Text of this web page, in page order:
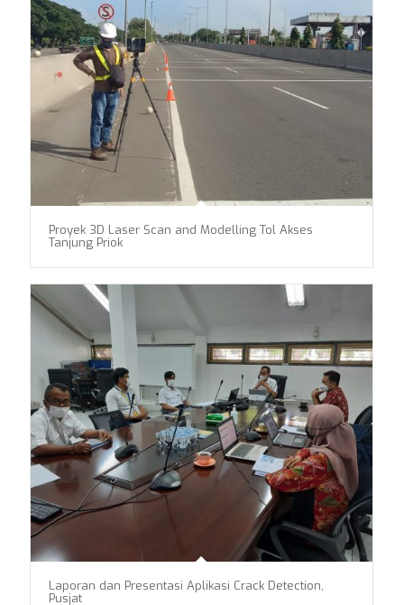
Proyek 3D Laser Scan and Modelling Tol Akses
Tanjung Priok
Laporan dan Presentasi Aplikasi Crack Detection,
Pusjat